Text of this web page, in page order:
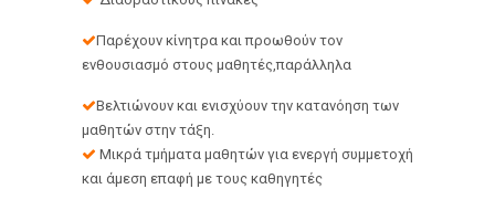
Παρέχουν κίνητρα και προωθούν τον
ενθουσιασμό στους μαθητές,παράλληλα
Βελτιώνουν και ενισχύουν την κατανόηση των
μαθητών στην τάξη.
Μικρά τμήματα μαθητών για ενεργή συμμετοχή
και άμεση επαφή με τους καθηγητές